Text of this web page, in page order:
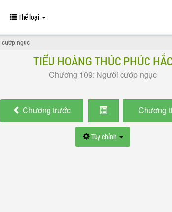
Thể loại
cướp ngục
TIỂU HOÀNG THÚC PHÚC HẮC
Chương 109: Người cướp ngục
Chương trước Chương
Tùy chỉnh